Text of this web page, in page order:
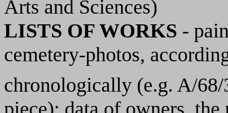
Arts and Sciences)
LISTS OF WORKS -
cemetery-photos,
chronologically (e.g. A/